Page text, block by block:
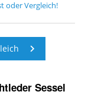
oder Vergleich!
Sessel